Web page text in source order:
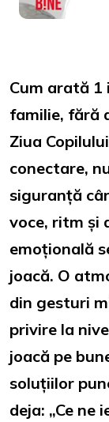
Cum arată 1
familie, fără
Ziua
conectare,
siguranță
voce, ritm și
emoțională
joacă. O
din gesturi
privire la
joacă pe
soluțiilor
deja: „Ce ne